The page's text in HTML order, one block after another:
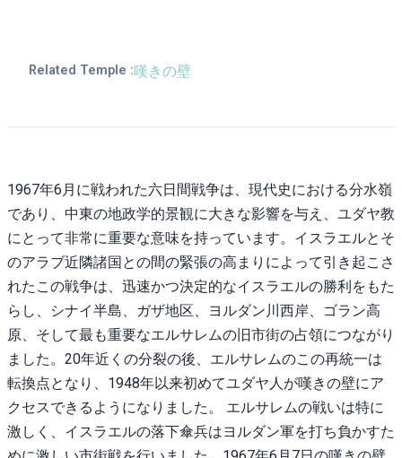
Related Temple :嘆きの壁
1967年6月に戦われた六日間戦争は、現代史における分水嶺
であり、中東の地政学的景観に大きな影響を与え、ユダヤ教
にとって非常に重要な意味を持っています。イスラエルとそ
のアラブ近隣諸国との間の緊張の高まりによって引き起こさ
れたこの戦争は、迅速かつ決定的なイスラエルの勝利をもた
らし、シナイ半島、ガザ地区、ヨルダン川西岸、ゴラン高
原、そして最も重要なエルサレムの旧市街の占領につながり
ました。20年近くの分裂の後、エルサレムのこの再統一は
転換点となり、1948年以来初めてユダヤ人が嘆きの壁にア
クセスできるようになりました。 エルサレムの戦いは特に
激しく、イスラエルの落下傘兵はヨルダン軍を打ち負かすた